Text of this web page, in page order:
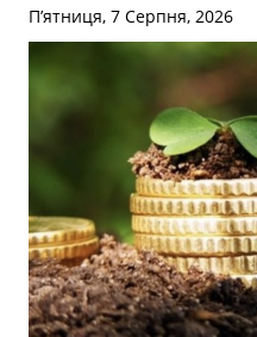
П’ятниця, 7 Серпня, 2026